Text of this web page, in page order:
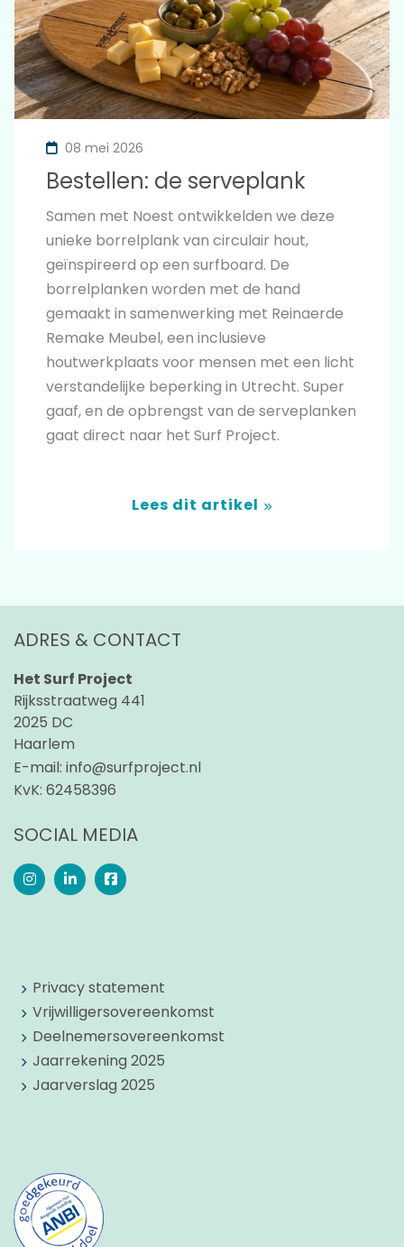
Bestellen: de serveplank
08 mei 2026
Samen met Noest ontwikkelden we deze
unieke borrelplank van circulair hout,
geïnspireerd op een surfboard. De
borrelplanken worden met de hand
gemaakt in samenwerking met Reinaerde
Remake Meubel, een inclusieve
houtwerkplaats voor mensen met een licht
verstandelijke beperking in Utrecht. Super
gaaf, en de opbrengst van de serveplanken
gaat direct naar het Surf Project.
Lees dit artikel
ADRES & CONTACT
Het Surf Project
Rijksstraatweg 441
2025 DC
Haarlem
E-mail: info@surfproject.nl
KvK: 62458396
SOCIAL MEDIA
Privacy statement
Vrijwilligersovereenkomst
Deelnemersovereenkomst
Jaarrekening 2025
Jaarverslag 2025